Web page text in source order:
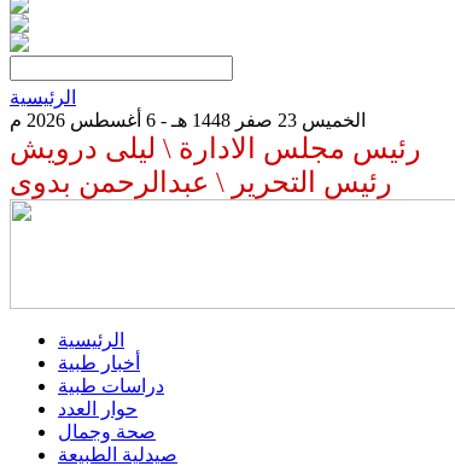
الرئيسية
الخميس 23 صفر 1448 هـ - 6 أغسطس 2026 م
رئيس مجلس الادارة \ ليلى درويش
رئيس التحرير \ عبدالرحمن بدوى
الرئيسية
أخبار طبية
دراسات طبية
حوار العدد
صحة وجمال
صيدلية الطبيعة